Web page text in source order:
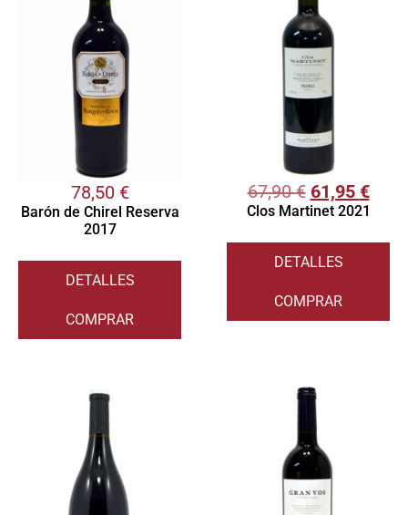
78,50 €
Barón de Chirel Reserva
2017
DETALLES
COMPRAR
67,90€ 61,95 €
Clos Martinet 2021
DETALLES
COMPRAR